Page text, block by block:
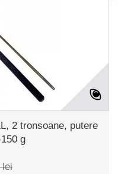
2 tronsoane, putere
g
lei